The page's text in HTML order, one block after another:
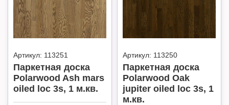
Артикул: 113251
Паркетная доска
Polarwood Ash mars
oiled loc 3s, 1 м.кв.
Артикул: 113250
Паркетная доска
Polarwood Oak
jupiter oiled loc 3s, 1
м.кв.